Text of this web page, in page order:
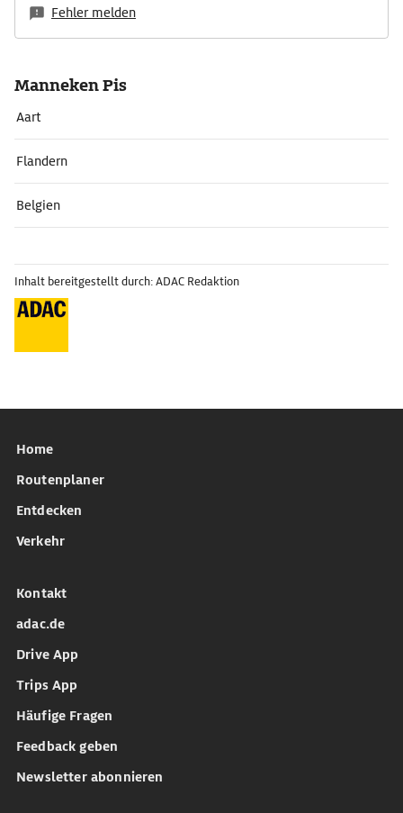
Fehler melden
Manneken Pis
Aart
Flandern
Belgien
Inhalt bereitgestellt durch: ADAC Redaktion
Home
Routenplaner
Entdecken
Verkehr
Kontakt
adac.de
Drive App
Trips App
Häufige Fragen
Feedback geben
Newsletter abonnieren